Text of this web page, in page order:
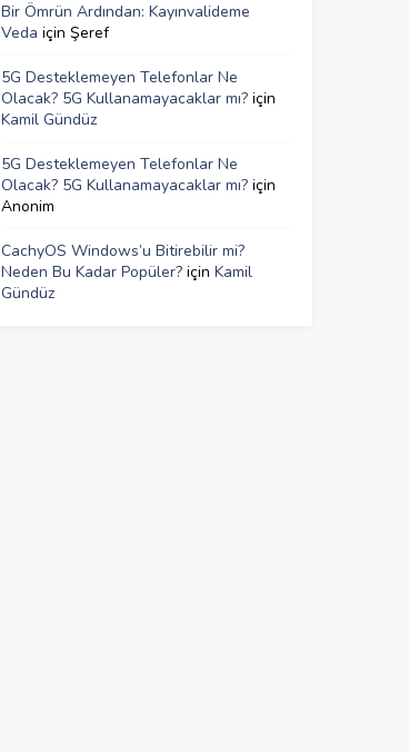
Bir Ömrün Ardından: Kayınvalideme
Veda için Şeref
5G Desteklemeyen Telefonlar Ne
Olacak? 5G Kullanamayacaklar mı? için
Kamil Gündüz
5G Desteklemeyen Telefonlar Ne
Olacak? 5G Kullanamayacaklar mı? için
Anonim
CachyOS Windows’u Bitirebilir mi?
Neden Bu Kadar Popüler? için Kamil
Gündüz